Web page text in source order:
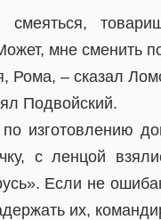
мне сменить
Рома, – сказал
Подвойский.
изготовлению
с ленцой
Если не
их,